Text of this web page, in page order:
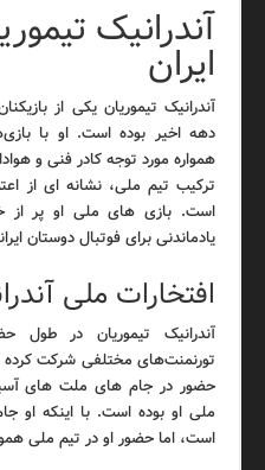
آندرانیک
ایران
آندرانیک تیموریان یکی از
دهه اخیر بوده است. او با
همواره مورد توجه کادر فنی و
ترکیب تیم ملی، نشانه ای از
است. بازی های ملی او پر
یادماندنی برای فوتبال دوستان
افتخارات ملی
آندرانیک تیموریان در
تورنمنت‌های مختلفی شرکت کرده
حضور در جام های ملت های
ملی او بوده است. با اینکه
است، اما حضور او در تیم ملی